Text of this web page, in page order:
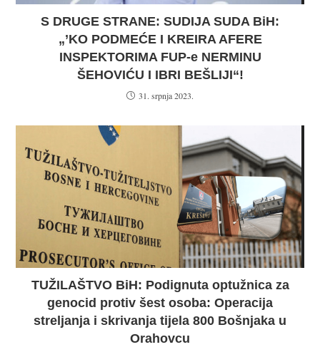
S DRUGE STRANE: SUDIJA SUDA BiH:
„’KO PODMEĆE I KREIRA AFERE
INSPEKTORIMA FUP-e NERMINU
ŠEHOVIĆU I IBRI BEŠLIJI“!
31. srpnja 2023.
TUŽILAŠTVO BiH: Podignuta optužnica za
genocid protiv šest osoba: Operacija
streljanja i skrivanja tijela 800 Bošnjaka u
Orahovcu